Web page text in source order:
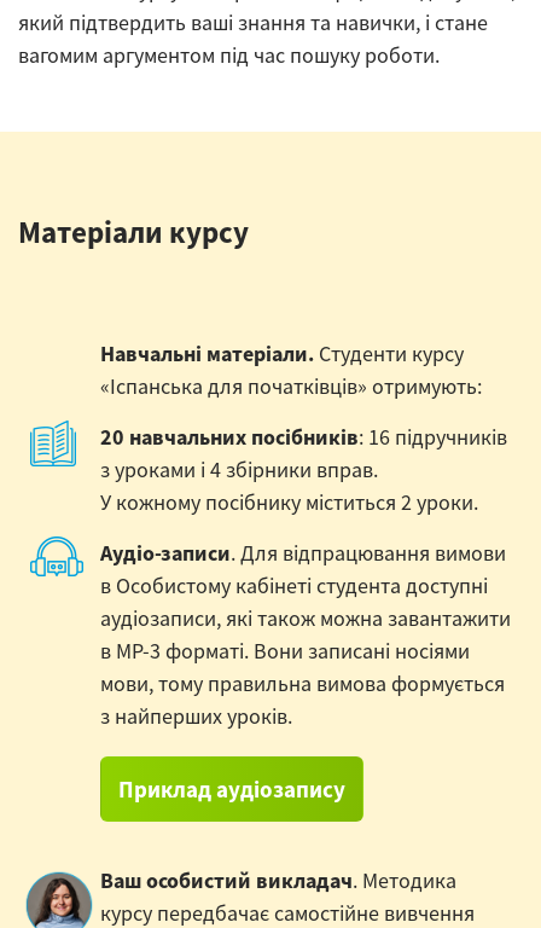
який підтвердить ваші знання та навички, і стане
вагомим аргументом під час пошуку роботи.
Матеріали курсу
Навчальні матеріали. Студенти курсу
«Іспанська для початківців» отримують:
20 навчальних посібників: 16 підручників
з уроками і 4 збірники вправ.
У кожному посібнику міститься 2 уроки.
Аудіо-записи. Для відпрацювання вимови
в Особистому кабінеті студента доступні
аудіозаписи, які також можна завантажити
в MP-3 форматі. Вони записані носіями
мови, тому правильна вимова формується
з найперших уроків.
Приклад аудіозапису
Ваш особистий викладач. Методика
курсу передбачає самостійне вивчення